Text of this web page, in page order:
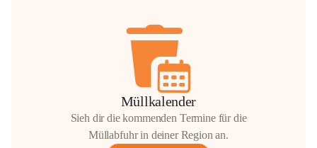
Müllkalender
Sieh dir die kommenden Termine für die
Müllabfuhr in deiner Region an.